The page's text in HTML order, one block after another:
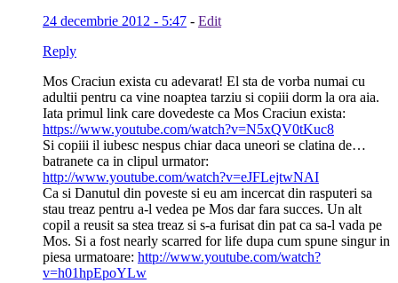
24 decembrie 2012 - 5:47 - Edit
Reply
Mos Craciun exista cu adevarat! El sta de vorba numai cu
adultii pentru ca vine noaptea tarziu si copiii dorm la ora aia.
Iata primul link care dovedeste ca Mos Craciun exista:
https://www.youtube.com/watch?v=N5xQV0tKuc8
Si copiii il iubesc nespus chiar daca uneori se clatina de…
batranete ca in clipul urmator:
http://www.youtube.com/watch?v=eJFLejtwNAI
Ca si Danutul din poveste si eu am incercat din rasputeri sa
stau treaz pentru a-l vedea pe Mos dar fara succes. Un alt
copil a reusit sa stea treaz si s-a furisat din pat ca sa-l vada pe
Mos. Si a fost nearly scarred for life dupa cum spune singur in
piesa urmatoare: http://www.youtube.com/watch?
v=h01hpEpoYLw